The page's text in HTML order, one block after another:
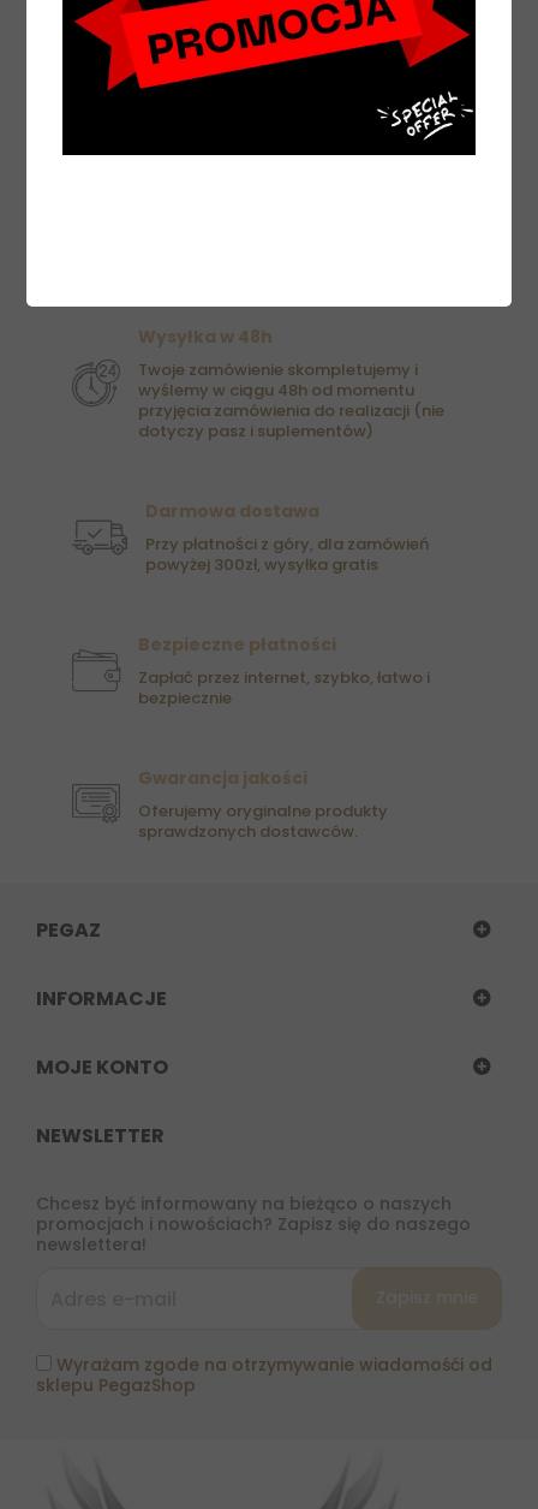
Wysyłka w 48h
Twoje zamówienie skompletujemy i
wyślemy w ciągu 48h od momentu
przyjęcia zamówienia do realizacji (nie
dotyczy pasz i suplementów)
Darmowa dostawa
Przy płatności z góry, dla zamówień
powyżej 300zł, wysyłka gratis
Bezpieczne płatności
Zapłać przez internet, szybko, łatwo i
bezpiecznie
Gwarancja jakości
Oferujemy oryginalne produkty
sprawdzonych dostawców.
PEGAZ
INFORMACJE
MOJE KONTO
NEWSLETTER
Chcesz być informowany na bieżąco o naszych
promocjach i nowościach? Zapisz się do naszego
newslettera!
Wyrażam zgode na otrzymywanie wiadomośći od
sklepu PegazShop